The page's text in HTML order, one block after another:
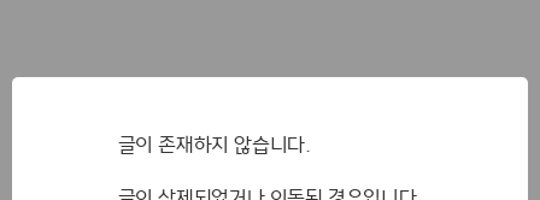
글이 존재하지 않습니다.